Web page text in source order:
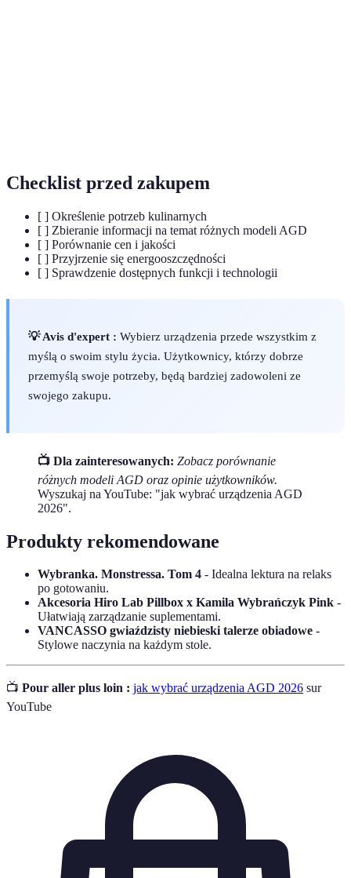
Checklist przed zakupem
[ ] Określenie potrzeb kulinarnych
[ ] Zbieranie informacji na temat różnych modeli AGD
[ ] Porównanie cen i jakości
[ ] Przyjrzenie się energooszczędności
[ ] Sprawdzenie dostępnych funkcji i technologii
💡 Avis d'expert : Wybierz urządzenia przede wszystkim z
myślą o swoim stylu życia. Użytkownicy, którzy dobrze
przemyślą swoje potrzeby, będą bardziej zadowoleni ze
swojego zakupu.
📺 Dla zainteresowanych: Zobacz porównanie
różnych modeli AGD oraz opinie użytkowników.
Wyszukaj na YouTube: "jak wybrać urządzenia AGD
2026".
Produkty rekomendowane
Wybranka. Monstressa. Tom 4 - Idealna lektura na relaks
po gotowaniu.
Akcesoria Hiro Lab Pillbox x Kamila Wybrańczyk Pink -
Ułatwiają zarządzanie suplementami.
VANCASSO gwiaździsty niebieski talerze obiadowe -
Stylowe naczynia na każdym stole.
📺 Pour aller plus loin : jak wybrać urządzenia AGD 2026 sur
YouTube